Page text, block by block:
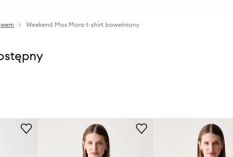
Weekend Max Mara t-shirt bawełniany